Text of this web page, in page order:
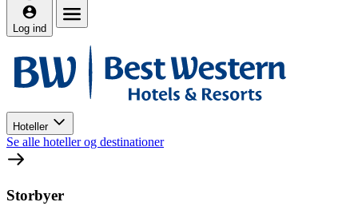
Log ind
Hoteller
Se alle hoteller og destinationer
Storbyer